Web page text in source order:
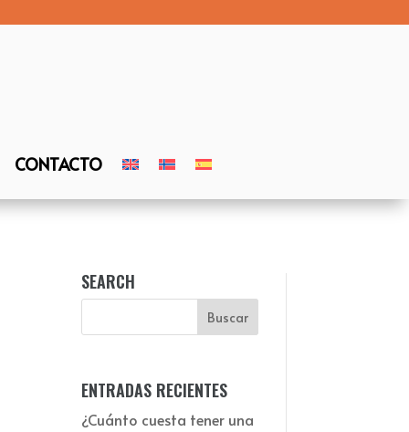
CONTACTO
SEARCH
ENTRADAS RECIENTES
¿Cuánto cuesta tener una